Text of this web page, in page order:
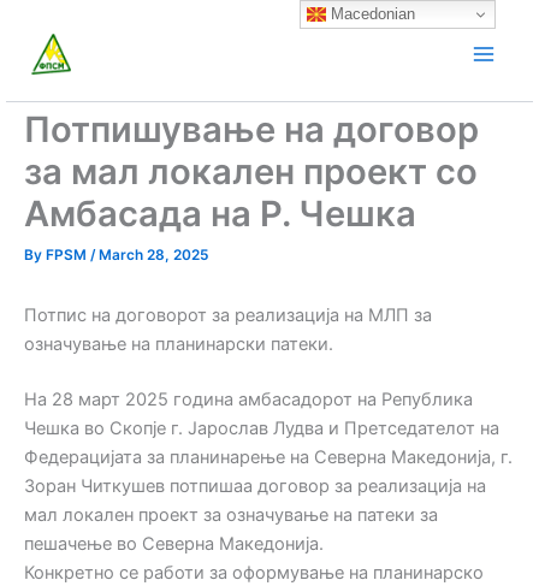
content
Потпишување на договор
за мал локален проект со
Амбасада на Р. Чешка
By FPSM / March 28, 2025
Потпис на договорот за реализација на МЛП за
означување на планинарски патеки.
На 28 март 2025 година амбасадорот на Република
Чешка во Скопје г. Јарослав Лудва и Претседателот на
Федерацијата за планинарење на Северна Македонија, г.
Зоран Читкушев потпишаа договор за реализација на
мал локален проект за означување на патеки за
пешачење во Северна Македонија.
Конкретно се работи за оформување на планинарско
Macedonian